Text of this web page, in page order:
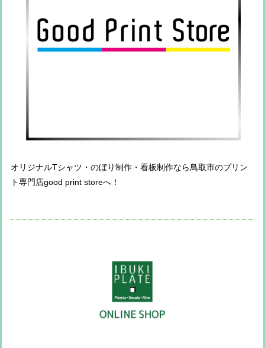
オリジナルTシャツ・のぼり制作・看板制作なら鳥取市のプリン
ト専門店good print storeへ！